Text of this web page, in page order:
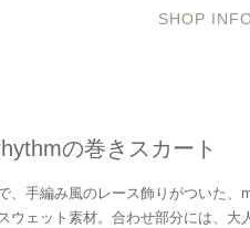
SHOP
の巻きスカート
、手編み風のレース飾りがついた、
ウェット素材。合わせ部分には、大